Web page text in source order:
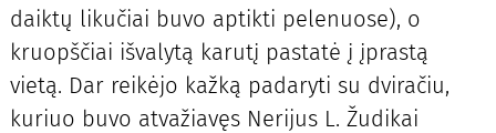
daiktų likučiai buvo aptikti pelenuose), o
kruopščiai išvalytą karutį pastatė į įprastą
vietą. Dar reikėjo kažką padaryti su dviračiu,
kuriuo buvo atvažiavęs Nerijus L. Žudikai